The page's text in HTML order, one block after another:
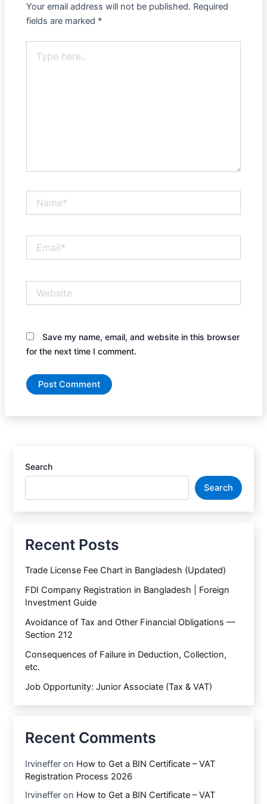
Your email address will not be published. Required
fields are marked *
here..
Save my name, email, and website in this browser
for the next time I comment.
Search
Search
Recent Posts
Trade License Fee Chart in Bangladesh (Updated)
FDI Company Registration in Bangladesh | Foreign
Investment Guide
Avoidance of Tax and Other Financial Obligations —
Section 212
Consequences of Failure in Deduction, Collection,
etc.
Job Opportunity: Junior Associate (Tax & VAT)
Recent Comments
Irvineffer on How to Get a BIN Certificate – VAT
Registration Process 2026
Irvineffer on How to Get a BIN Certificate – VAT